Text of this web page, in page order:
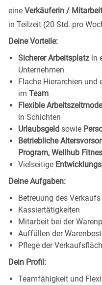
eine Verkäuferin /
in Teilzeit (20 Std. pro
Deine Vorteile:
Sicherer Arbeitsplatz in
Unternehmen
Flache Hierarchien und
im Team
Flexible
in Schichten
Urlaubsgeld sowie
Betriebliche
Program, Wellhub
Vielseitige
Deine Aufgaben:
Betreuung des
Kassiertätigkeiten
Mitarbeit bei der
Auffüllen der
Pflege der
Dein Profil:
Teamfähigkeit und